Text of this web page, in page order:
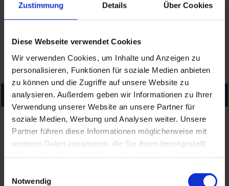
Zustimmung Details Über Cookies
Diese Webseite verwendet Cookies
Wir verwenden Cookies, um Inhalte und Anzeigen zu
personalisieren, Funktionen für soziale Medien anbieten
zu können und die Zugriffe auf unsere Website zu
analysieren. Außerdem geben wir Informationen zu Ihrer
Verwendung unserer Website an unsere Partner für
soziale Medien, Werbung und Analysen weiter. Unsere
Partner führen diese Informationen möglicherweise mit
weiteren Daten zusammen, die Sie ihnen bereitgestellt
Notwendig
August 2026
10
11 13
16
31
1 2 3 4 5 6
Abendführung